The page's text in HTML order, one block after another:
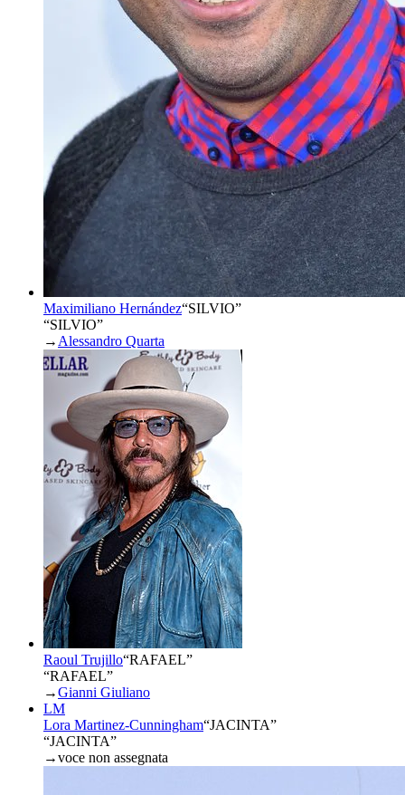
Maximiliano Hernández“SILVIO”
“SILVIO”
→ Alessandro Quarta
Raoul Trujillo“RAFAEL”
“RAFAEL”
→Gianni Giuliano
LM
Lora Martinez-Cunningham“JACINTA”
“JACINTA”
→voce non assegnata